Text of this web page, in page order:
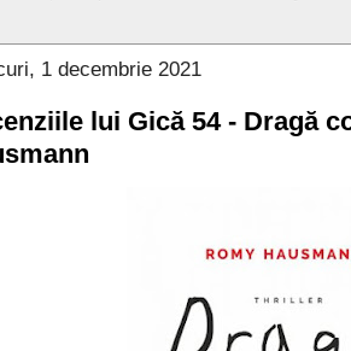
1 decembrie 2021
lui Gică 54 - Dragă